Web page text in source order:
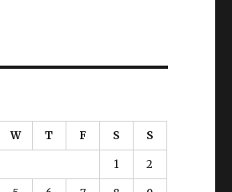
W T F S S
1 2